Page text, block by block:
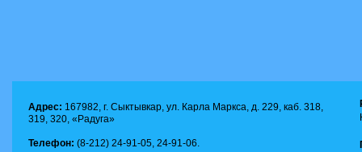
Адрес: 167982, г. Сыктывкар, ул. Карла Маркса, д. 229, каб. 318,
319, 320, «Радуга»
Телефон: (8-212) 24-91-05, 24-91-06.